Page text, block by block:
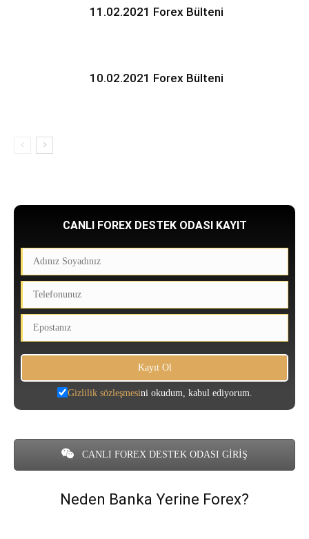
11.02.2021 Forex Bülteni
10.02.2021 Forex Bülteni
CANLI FOREX DESTEK ODASI KAYIT
Gizlilik sözleşmesini okudum, kabul ediyorum.
CANLI FOREX DESTEK ODASI GİRİŞ
Neden Banka Yerine Forex?